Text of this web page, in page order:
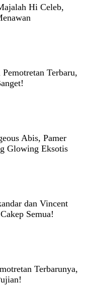
Hi Celeb,
Terbaru,
Abis, Pamer
Glowing Eksotis
dan Vincent
Semua!
Terbarunya,